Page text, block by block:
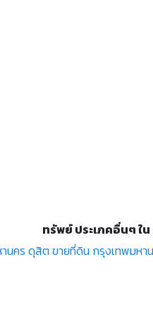
ทรัพย์ ประเภคอื่นๆ ใ
นคร ดุสิต ขายที่ดิน กรุงเทพมหา